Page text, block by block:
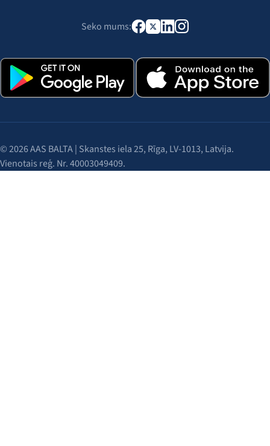
Seko mums:
© 2026 AAS BALTA | Skanstes iela 25, Rīga, LV-1013, Latvija.
Vienotais reģ. Nr. 40003049409.